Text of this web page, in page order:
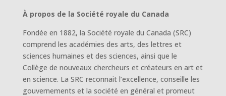
À propos de la Société royale du Canada
Fondée en 1882, la Société royale du Canada (SRC)
comprend les académies des arts, des lettres et
sciences humaines et des sciences, ainsi que le
Collège de nouveaux chercheurs et créateurs en art et
en science. La SRC reconnait l’excellence, conseille les
gouvernements et la société en général et promeut